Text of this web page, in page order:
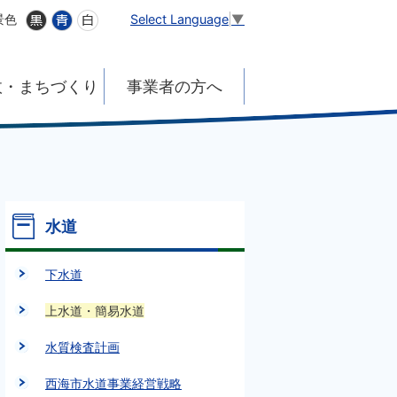
色 Select Language ▼
まちづくり 事業者の方へ
水道
下水道
上水道・簡易水道
水質検査計画
西海市水道事業経営戦略